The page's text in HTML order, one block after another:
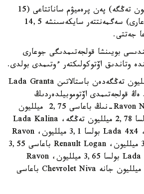
بيزنەس (10-15 ميلليون تەڭگە) پەن پرەميۋم ساناتتاعى (15
ميلليون تەڭگەدەن جوعارى) سەگمەنتتەر سايكەسىنشە 14,5
بويىنشا قولجەتىمدىگى جوعارى
وتاندىق اۆتوكولىكتەر ءوتىمدى بولدى.
باعا جاعىنان 2,59 ميلليون تەڭگەدەن باستالاتىن Lada Granta
قولجەتىمدى اۆتوموبيلدەردىڭ
توپ-10 قاتارىنا Ravon Nexia-نىڭ باعاسى 2,75 ميلليون
تەڭگە، Ravon R2 بولسا 2,78 ميلليون تەڭگە، Lada Kalina
باعاسى 2,93 ميلليون، Lada 4x4 بولسا 3,1 ميلليون، Ravon
R4-نىڭ باعاسى 3,25 ميلليون، Renault Logan باعاسى 3,55
ميلليون، Lada 4x4 Pickup بولسا 3,65 ميلليون، Ravon
Gentra باعاسى 3,73 ميلليون جانە Chevrolet Niva باعاسى